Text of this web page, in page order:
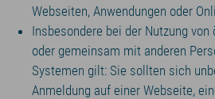
Webseiten, Anwendungen oder
Insbesondere bei der Nutzung
oder gemeinsam mit anderen
Systemen gilt: Sie sollten sich
Anmeldung auf einer Webseite,